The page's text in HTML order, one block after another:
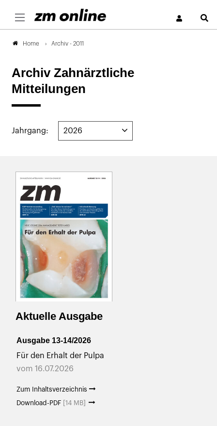
Home Archiv - 2011
Archiv Zahnärztliche
Mitteilungen
Jahrgang:
Aktuelle Ausgabe
Ausgabe 13-14/2026
Für den Erhalt der Pulpa
vom 16.07.2026
Zum Inhaltsverzeichnis
Download-PDF [14 MB]